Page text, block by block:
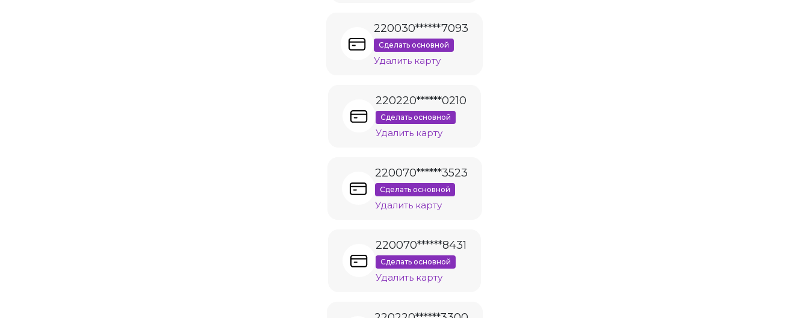
220030******7093
Сделать основной
Удалить карту
220220******0210
Сделать основной
Удалить карту
220070******3523
Сделать основной
Удалить карту
220070******8431
Сделать основной
Удалить карту